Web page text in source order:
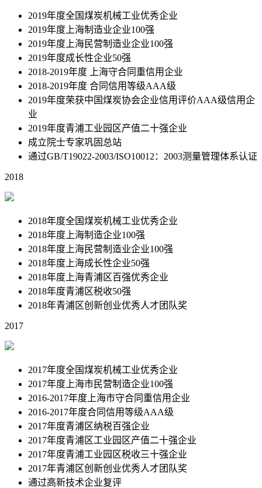
2019年度全国煤炭机械工业优秀企业
2019年度上海制造业企业100强
2019年度上海民营制造业企业100强
2019年度成长性企业50强
2018-2019年度 上海守合同重信用企业
2018-2019年度 合同信用等级AAA级
2019年度荣获中国煤炭协会企业信用评价AAA级信用企
业
2019年度青浦工业园区产值二十强企业
成立院士专家巩固总站
通过GB/T19022-2003/ISO10012：2003测量管理体系认证
2018
2018年度全国煤炭机械工业优秀企业
2018年度上海制造企业100强
2018年度上海民营制造业企业100强
2018年度上海成长性企业50强
2018年度上海青浦区百强优秀企业
2018年度青浦区税收50强
2018年青浦区创新创业优秀人才团队奖
2017
2017年度全国煤炭机械工业优秀企业
2017年度上海市民营制造企业100强
2016-2017年度上海市守合同重信用企业
2016-2017年度合同信用等级AAA级
2017年度青浦区纳税百强企业
2017年度青浦区工业园区产值二十强企业
2017年度青浦工业园区税收三十强企业
2017年青浦区创新创业优秀人才团队奖
通过高新技术企业复评